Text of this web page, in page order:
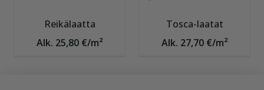
Reikälaatta
Alk. 25,80 €/m²
Tosca-laatat
Alk. 27,70 €/m²